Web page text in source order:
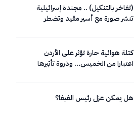
(تفاخر بالتنكيل) .. مجندة إسرائيلية
تنشر صورة مع أسير مقيد وتضطر
كتلة هوائية حارة تؤثر على الأردن
اعتبارا من الخميس… وذروة تأثيرها
هل يمكن عزل رئيس الفيفا؟